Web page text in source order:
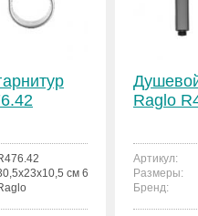
см 6936763300580
Raglo
Артикул:
Размеры:
Бренд: